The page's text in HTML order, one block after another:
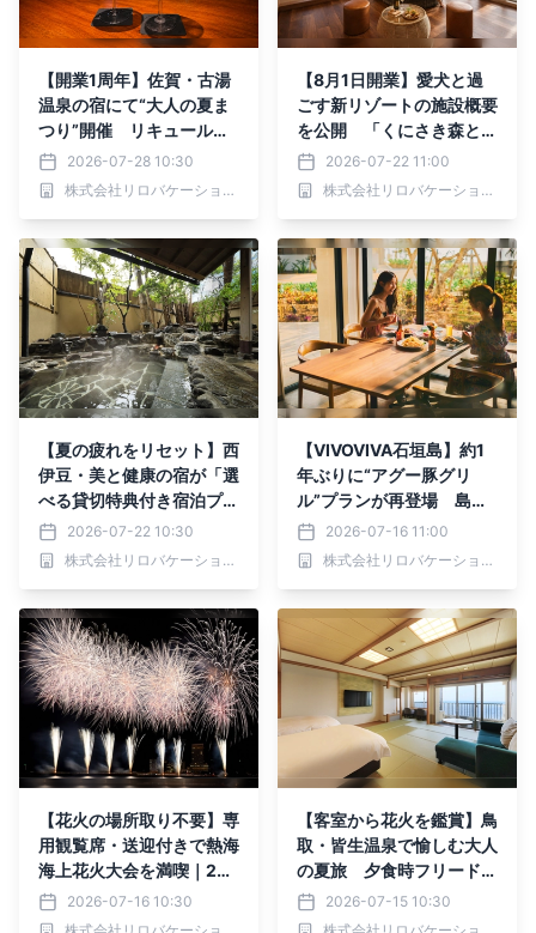
【開業1周年】佐賀・古湯
温泉の宿にて“大人の夏ま
つり”開催 リキュール香
る大人のかき氷や駄菓子バ
ーが登場｜2026年8月よ
り
2026-07-28 10:30
株式会社リロバケーションズ
【8月1日開業】愛犬と過
ごす新リゾートの施設概要
を公開 「くにさき森と海
のドッグリゾート」公式サ
イトオープン
2026-07-22 11:00
株式会社リロバケーションズ
【夏の疲れをリセット】西
伊豆・美と健康の宿が「選
べる貸切特典付き宿泊プラ
ン」販売開始
2026-07-22 10:30
株式会社リロバケーションズ
【VIVOVIVA石垣島】約1
年ぶりに“アグー豚グリ
ル”プランが再登場 島の
恵みを味わうひとときを｜
2026年9月30日まで特別
価格
2026-07-16 11:00
株式会社リロバケーションズ
【花火の場所取り不要】専
用観覧席・送迎付きで熱海
海上花火大会を満喫｜202
6年7月～8月
2026-07-16 10:30
【客室から花火を鑑賞】鳥
取・皆生温泉で愉しむ大人
の夏旅 夕食時フリードリ
ンク付き宿泊プラン販売｜
2026年7月より
2026-07-15 10:30